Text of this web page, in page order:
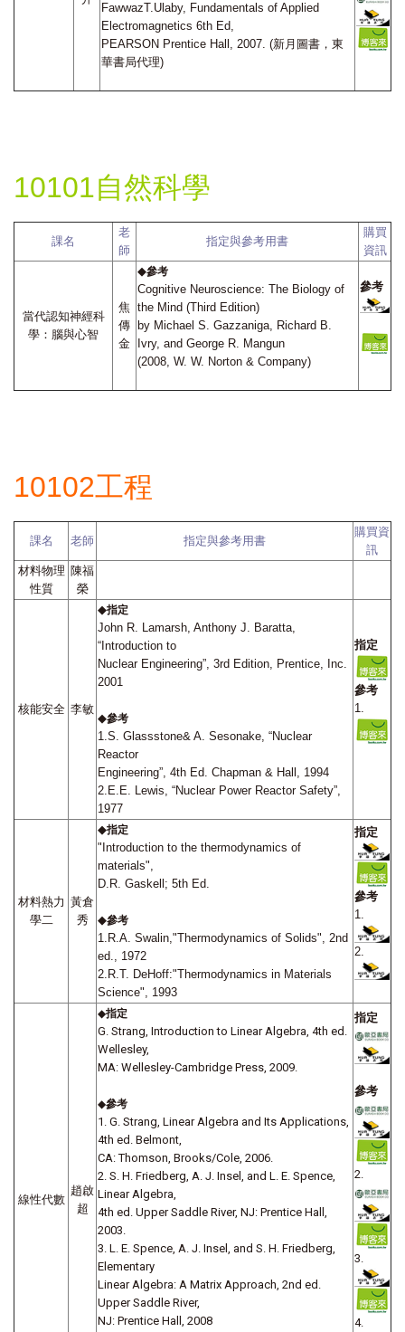
FawwazT.Ulaby, Fundamentals of Applied
Electromagnetics 6th Ed,
PEARSON Prentice Hall, 2007. (新月圖書，東
華書局代理)
10101自然科學
課名
老
師
指定與參考用書
購買
資訊
當代認知神經科
學：腦與心智
焦
傳
金
◆參考
Cognitive Neuroscience: The Biology of
the Mind (Third Edition)
by Michael S. Gazzaniga, Richard B.
Ivry, and George R. Mangun
(2008, W. W. Norton & Company)
參考
10102工程
課名 老師 指定與參考用書
購買資
訊
材料物理
性質
陳福
榮
核能安全 李敏
◆指定
John R. Lamarsh, Anthony J. Baratta,
“Introduction to
Nuclear Engineering”, 3rd Edition, Prentice, Inc.
2001
◆參考
1.S. Glassstone& A. Sesonake, “Nuclear
Reactor
Engineering”, 4th Ed. Chapman & Hall, 1994
2.E.E. Lewis, “Nuclear Power Reactor Safety”,
1977
指定
參考
1.
材料熱力
學二
黃倉
秀
◆指定
"Introduction to the thermodynamics of
materials",
D.R. Gaskell; 5th Ed.
◆參考
1.R.A. Swalin,"Thermodynamics of Solids", 2nd
ed., 1972
2.R.T. DeHoff:"Thermodynamics in Materials
Science", 1993
指定
參考
1.
2.
線性代數
趙啟
超
◆指定
G. Strang, Introduction to Linear Algebra, 4th ed.
Wellesley,
MA: Wellesley-Cambridge Press, 2009.
◆參考
1. G. Strang, Linear Algebra and Its Applications,
4th ed. Belmont,
CA: Thomson, Brooks/Cole, 2006.
2. S. H. Friedberg, A. J. Insel, and L. E. Spence,
Linear Algebra,
4th ed. Upper Saddle River, NJ: Prentice Hall,
2003.
3. L. E. Spence, A. J. Insel, and S. H. Friedberg,
Elementary
Linear Algebra: A Matrix Approach, 2nd ed.
Upper Saddle River,
NJ: Prentice Hall, 2008
指定
參考
2.
3.
4.